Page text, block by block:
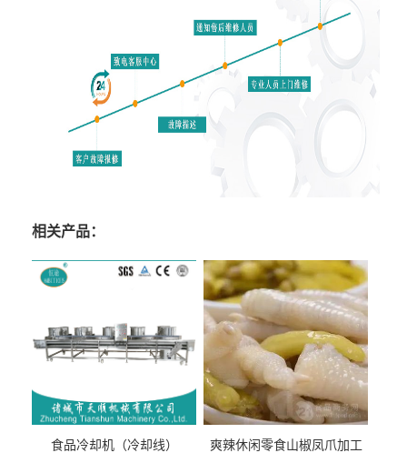
相关产品：
食品冷却机（冷却线）
爽辣休闲零食山椒凤爪加工